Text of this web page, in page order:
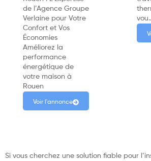
de l’Agence Groupe
Verlaine pour Votre
Confort et Vos
Économies
Améliorez la
performance
énergétique de
votre maison à
Rouen
Voir l'annonce
Si vous cherchez une solution fiable pour